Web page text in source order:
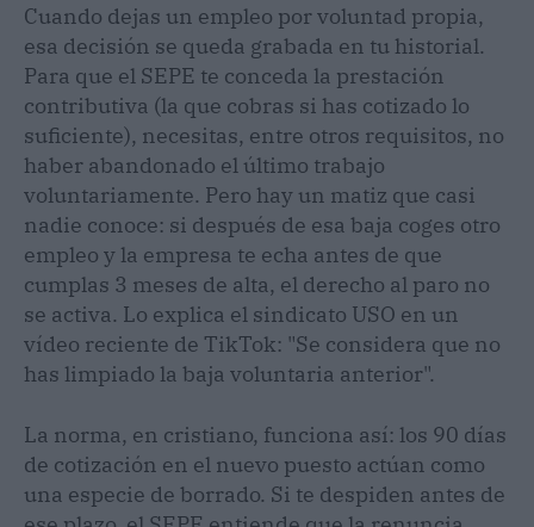
Cuando dejas un empleo por voluntad propia,
esa decisión se queda grabada en tu historial.
Para que el SEPE te conceda la prestación
contributiva (la que cobras si has cotizado lo
suficiente), necesitas, entre otros requisitos, no
haber abandonado el último trabajo
voluntariamente. Pero hay un matiz que casi
nadie conoce: si después de esa baja coges otro
empleo y la empresa te echa antes de que
cumplas 3 meses de alta, el derecho al paro no
se activa. Lo explica el sindicato USO en un
vídeo reciente de TikTok: "Se considera que no
has limpiado la baja voluntaria anterior".
La norma, en cristiano, funciona así: los 90 días
de cotización en el nuevo puesto actúan como
una especie de borrado. Si te despiden antes de